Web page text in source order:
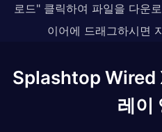
로드" 클릭하여 파일을 다운
이어에 드래그하시면
Splashtop Wired
레이